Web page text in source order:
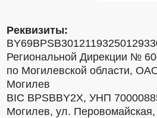
Реквизиты:
Региональной Дирекции №
по Могилевской области,
Могилев
BIC BPSBBY2X, УНП
Могилев, ул.